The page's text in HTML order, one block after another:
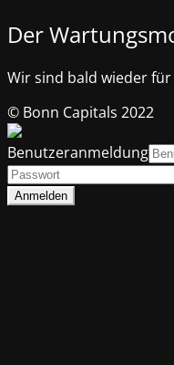
Der
Wir sind bald wieder für
© Bonn Capitals 2022
Benutzeranmeldung